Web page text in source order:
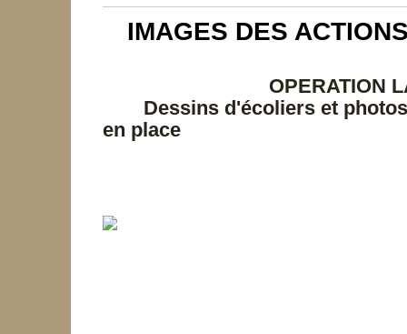
IMAGES DES
OPERATION
Dessins d'écoliers et
en place